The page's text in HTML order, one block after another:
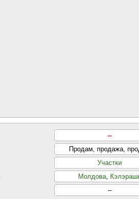
--
Продам, продажа,
Участки
Молдова,
--